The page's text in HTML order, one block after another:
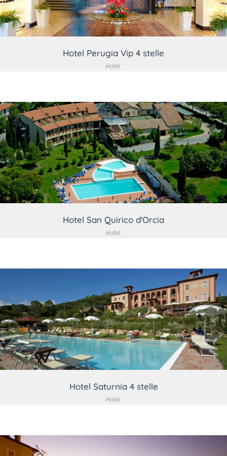
Hotel Perugia Vip 4 stelle
Hotel
VEDI DETTAGLIO
Hotel San Quirico d'Orcia
Hotel
VEDI DETTAGLIO
Hotel Saturnia 4 stelle
Hotel